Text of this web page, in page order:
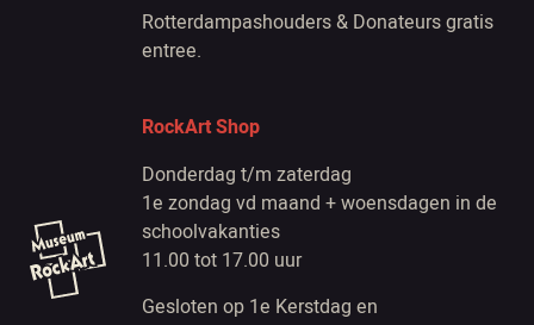
Rotterdampashouders & Donateurs gratis
entree.
RockArt Shop
Donderdag t/m zaterdag
1e zondag vd maand + woensdagen in de
schoolvakanties
11.00 tot 17.00 uur
Gesloten op 1e Kerstdag en